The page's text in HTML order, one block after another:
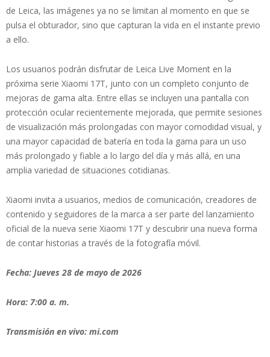
de Leica, las imágenes ya no se limitan al momento en que se
pulsa el obturador, sino que capturan la vida en el instante previo
a ello.
Los usuarios podrán disfrutar de Leica Live Moment en la
próxima serie Xiaomi 17T, junto con un completo conjunto de
mejoras de gama alta. Entre ellas se incluyen una pantalla con
protección ocular recientemente mejorada, que permite sesiones
de visualización más prolongadas con mayor comodidad visual, y
una mayor capacidad de batería en toda la gama para un uso
más prolongado y fiable a lo largo del día y más allá, en una
amplia variedad de situaciones cotidianas.
Xiaomi invita a usuarios, medios de comunicación, creadores de
contenido y seguidores de la marca a ser parte del lanzamiento
oficial de la nueva serie Xiaomi 17T y descubrir una nueva forma
de contar historias a través de la fotografía móvil.
Fecha: Jueves 28 de mayo de 2026
Hora: 7:00 a. m.
Transmisión en vivo: mi.com